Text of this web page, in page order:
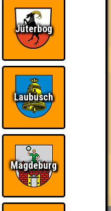
am besten schnell einen
aus acht Personen bestehen
ein Quiz zu hosten, dann
immer auf der Suche nach
57, 04229 Leipzig
Jüterbog
Laubusch
Magdeburg